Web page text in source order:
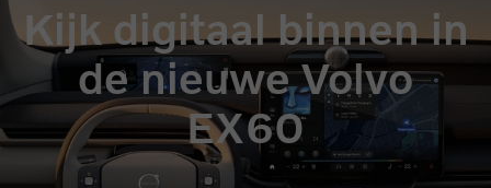
Kijk digitaal binnen in
de nieuwe Volvo
EX60